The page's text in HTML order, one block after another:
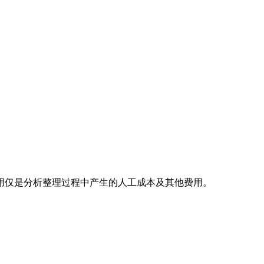
是分析整理过程中产生的人工成本及其他费用。